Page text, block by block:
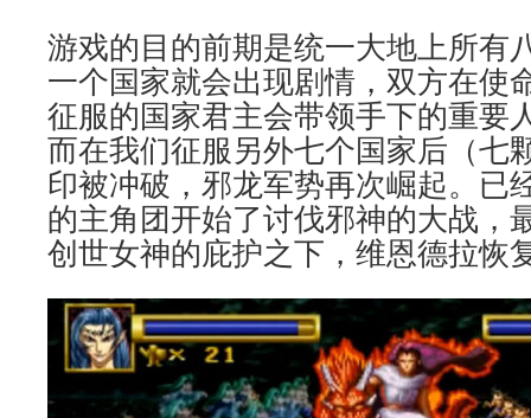
游戏的目的前期是统一大地上所有
一个国家就会出现剧情，双方在使
征服的国家君主会带领手下的重要
而在我们征服另外七个国家后（七
印被冲破，邪龙军势再次崛起。已
的主角团开始了讨伐邪神的大战，
创世女神的庇护之下，维恩德拉恢